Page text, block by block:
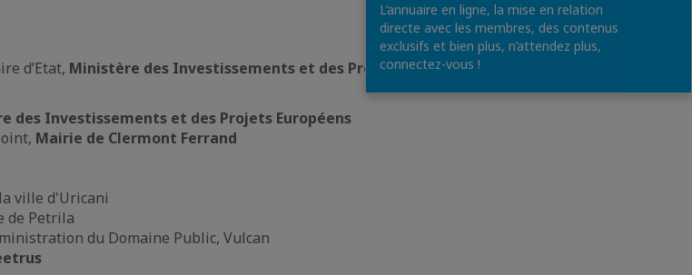
d’Etat, Ministère des Investissements et des Projets
des Investissements et des Projets Européens
Mairie de Clermont Ferrand
ville d'Uricani
de Petrila
du Domaine Public, Vulcan
L’annuaire en ligne, la mise en relation
directe avec les membres, des contenus
exclusifs et bien plus, n’attendez plus,
connectez-vous !